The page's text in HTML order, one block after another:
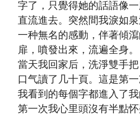
字了，只覺得她的話語像
直流進去。突然間我淚如泉
一种無名的感動，伴著傾
扉，噴發出來，流遍全身。
當天我回家后，洗淨雙手
口气讀了几十頁。這是第一
我看到的每個字都進入了
第一次我心里頭沒有半點